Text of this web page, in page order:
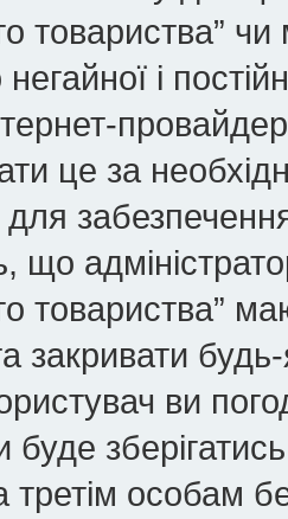
товариства”
і
це за
для
що
товариства”
закривати
ви
третім особам